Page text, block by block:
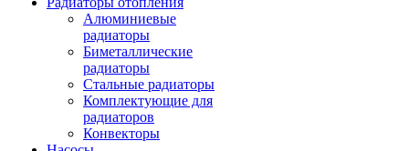
Алюминиевые
радиаторы
Биметаллические
радиаторы
Стальные радиаторы
Комплектующие для
радиаторов
Конвекторы